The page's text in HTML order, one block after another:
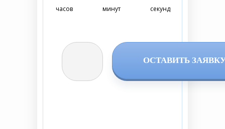
ОСТАВИТЬ
секунд
минут
часов